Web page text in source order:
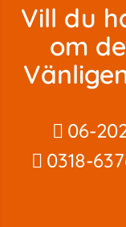
Vill du
om
06-
0318-